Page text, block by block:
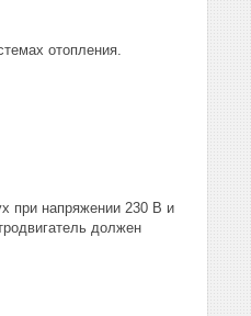
отопления.
при напряжении 230 В и
должен